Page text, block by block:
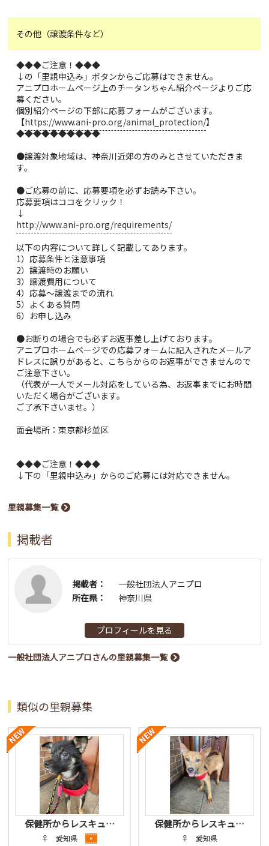
その他（譲渡条件など）
◆◆◆ご注意！◆◆◆
↓の「里親申込み」ボタンからご応募はできません。
アニプロホームページ上のチータンちゃん紹介ページよりご応
募ください。
個別紹介ページの下部に応募フォームがございます。
【https://www.ani-pro.org/animal_protection/】
◆◆◆◆◆◆◆◆◆◆
●譲渡対象地域は、神奈川近郊の方のみとさせていただきま
す。
●ご応募の前に、応募要項を必ずお読み下さい。
応募要項はココをクリック！
↓
http://www.ani-pro.org/requirements/
以下の内容について詳しく記載してあります。
1）応募条件と注意事項
2）譲渡時のお願い
3）譲渡費用について
4）応募～譲渡までの流れ
5）よくある質問
6）お申し込み
●お断りの場合でも必ずお返事差し上げております。
アニプロホームページでの応募フォームに記入されたメールア
ドレスに誤りがあると、こちらからのお返事ができませんので
ご注意下さい。
（代表が一人でメール対応をしている為、お返事までにお時間
いただく場合がございます。
ご了承下さいませ。）
面会場所：東京都杉並区
◆◆◆ご注意！◆◆◆
↓下の「里親申込み」からのご応募には対応できません。
里親募集一覧
掲載者
掲載者：
一般社団法人アニプロ
所在県：
神奈川県
プロフィールを見る
一般社団法人アニプロさんの里親募集一覧
類似の里親募集
保健所からレスキュ…
♀ 愛知県
保健所からレスキュ…
♀ 愛知県